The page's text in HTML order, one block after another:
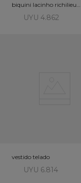
biquini lacinho richilieu
UYU 4.862
vestido telado
UYU 6.814